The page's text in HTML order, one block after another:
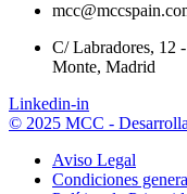
C/ Labradores, 12
Monte, Madrid
Linkedin-in
© 2025 MCC -
Aviso Legal
Condiciones